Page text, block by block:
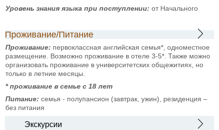
Уровень знания языка при поступлении: от Начального
Проживание/Питание
Проживание: первоклассная английская семья*, одноместное
размещение. Возможно проживание в отеле 3-5*. Также можно
организовать проживание в университетских общежитиях, но
только в летние месяцы.
* проживание в семье с 18 лет
Питание: семья - полупансион (завтрак, ужин), резиденция –
без питания
Экскурсии